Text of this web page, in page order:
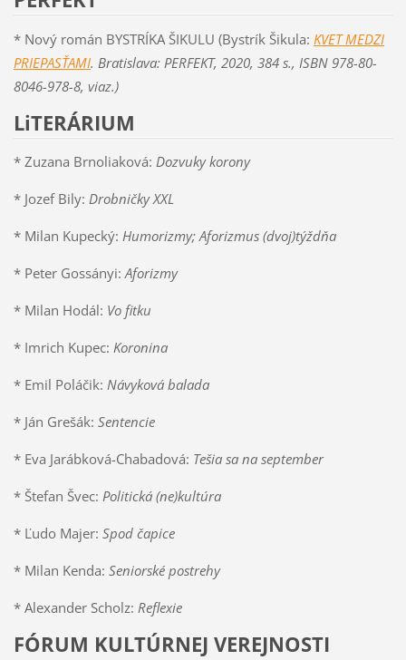
* Nový román BYSTRÍKA ŠIKULU (Bystrík Šikula: KVET MEDZI
PRIEPASŤAMI. Bratislava: PERFEKT, 2020, 384 s., ISBN 978-80-
8046-978-8, viaz.)
LiTERÁRIUM
* Zuzana Brnoliaková: Dozvuky korony
* Jozef Bily: Drobničky XXL
* Milan Kupecký: Humorizmy; Aforizmus (dvoj)týždňa
* Peter Gossányi:Aforizmy
* Milan Hodál: Vo fitku
* Imrich Kupec: Koronina
* Emil Poláčik: Návyková balada
* Ján Grešák: Sentencie
* Eva Jarábková-Chabadová: Tešia sa na september
* Štefan Švec: Politická (ne)kultúra
* Ľudo Majer: Spod čapice
* Milan Kenda: Seniorské postrehy
* Alexander Scholz: Reflexie
FÓRUM KULTÚRNEJ VEREJNOSTI